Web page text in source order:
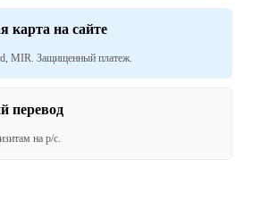
карта на сайте
MIR. Защищенный платеж.
перевод
на р/с.